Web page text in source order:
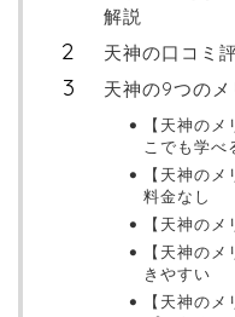
解説
天神の口コミ
天神の9つのメ
【天神の
こでも学べ
【天神の
料金なし
【天神の
【天神の
きやすい
【天神の